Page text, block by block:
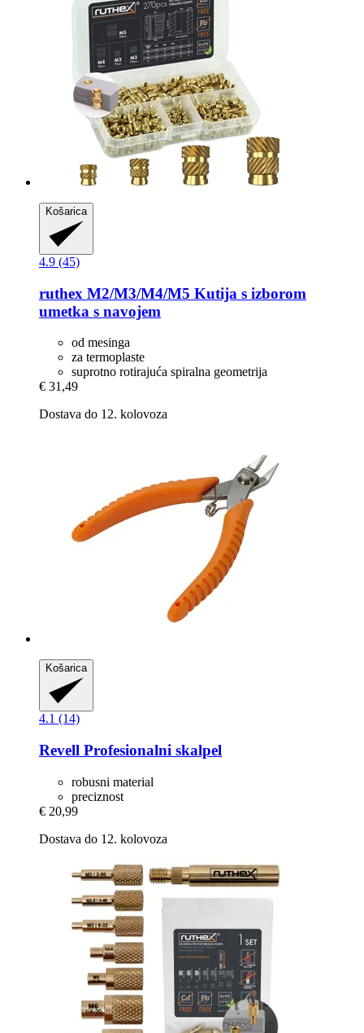
Košarica
4.9 (45)
ruthex M2/M3/M4/M5 Kutija s izborom
umetka s navojem
od mesinga
za termoplaste
suprotno rotirajuća spiralna geometrija
€ 31,49
Dostava do 12. kolovoza
Košarica
4.1 (14)
Revell Profesionalni skalpel
robusni material
preciznost
€ 20,99
Dostava do 12. kolovoza